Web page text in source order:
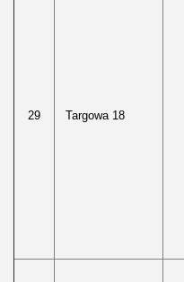
29 Targowa 18